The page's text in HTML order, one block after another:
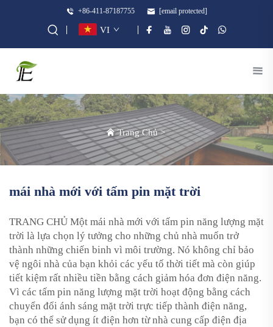
+86-411-87187755 [email protected]
VI
Trang Chủ>
mái nhà mới với tấm pin mặt trời
TRANG CHỦ Một mái nhà mới với tấm pin năng lượng mặt
trời là lựa chọn lý tưởng cho những chủ nhà muốn trở
thành những chiến binh vì môi trường. Nó không chỉ bảo
vệ ngôi nhà của bạn khỏi các yếu tố thời tiết mà còn giúp
tiết kiệm rất nhiều tiền bằng cách giảm hóa đơn điện năng.
Vì các tấm pin năng lượng mặt trời hoạt động bằng cách
chuyển đổi ánh sáng mặt trời trực tiếp thành điện năng,
bạn có thể sử dụng ít điện hơn từ nhà cung cấp điện địa